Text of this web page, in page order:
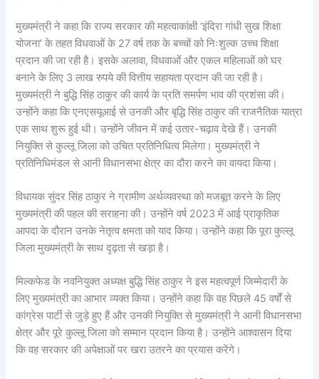
मुख्यमंत्री ने कहा कि राज्य सरकार की महत्वाकांक्षी ‘इंदिरा गांधी सुख शिक्षा
योजना’ के तहत विधवाओं के 27 वर्ष तक के बच्चों को निःशुल्क उच्च शिक्षा
प्रदान की जा रही है। इसके अलावा, विधवाओं और एकल महिलाओं को घर
बनाने के लिए 3 लाख रुपये की वित्तीय सहायता प्रदान की जा रही है।
मुख्यमंत्री ने बुद्धि सिंह ठाकुर की कार्य के प्रति समर्पण भाव की प्रशंसा की।
उन्होंने कहा कि एनएसयूआई से उनकी और बृद्धि सिंह ठाकुर की राजनैतिक यात्रा
एक साथ शुरू हुई थी। उन्होंने जीवन में कई उतार-चढ़ाव देखे हैं। उनकी
नियुक्ति से कुल्लू जिला को उचित प्रतिनिधित्व मिलेगा। मुख्यमंत्री ने
प्रतिनिधिमंडल से आनी विधानसभा क्षेत्र का दौरा करने का वायदा किया।
विधायक सुंदर सिंह ठाकुर ने ग्रामीण अर्थव्यवस्था को मजबूत करने के लिए
मुख्यमंत्री की पहल की सराहना की। उन्होंने वर्ष 2023 में आई प्राकृतिक
आपदा के दौरान उनके नेतृत्व क्षमता को याद किया। उन्होंने कहा कि पूरा कुल्लू
जिला मुख्यमंत्री के साथ दृढ़ता से खड़ा है।
मिल्कफेड के नवनियुक्त अध्यक्ष बुद्धि सिंह ठाकुर ने इस महत्वपूर्ण जिम्मेदारी के
लिए मुख्यमंत्री का आभार व्यक्त किया। उन्होंने कहा कि वह पिछले 45 वर्षों से
कांग्रेस पार्टी से जुड़े हुए हैं और उनकी नियुक्ति से मुख्यमंत्री ने आनी विधानसभा
क्षेत्र और पूरे कुल्लू जिला को सम्मान प्रदान किया है। उन्होंने आश्वासन दिया
कि वह सरकार की अपेक्षाओं पर खरा उतरने का प्रयास करेंगे।